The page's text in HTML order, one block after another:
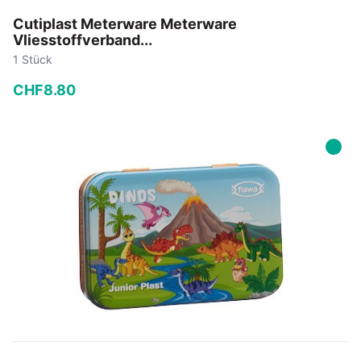
Cutiplast Meterware Meterware
Vliesstoffverband...
1 Stück
CHF8.80
In den Warenkorb